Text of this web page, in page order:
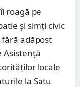
roagă pe
și simți civic
adăpost
Asistență
locale
la Satu